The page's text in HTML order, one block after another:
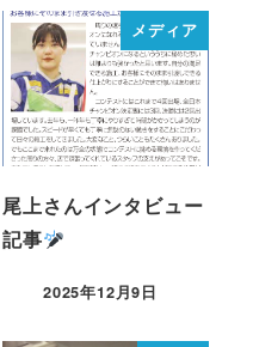
メディア
尾上さんインタビュー
記事
2025年12月9日